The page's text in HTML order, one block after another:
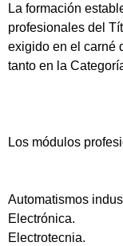
La formación
profesionales del
exigido en el carné
tanto en la
Los módulos
Automatismos
Electrónica.
Electrotecnia.